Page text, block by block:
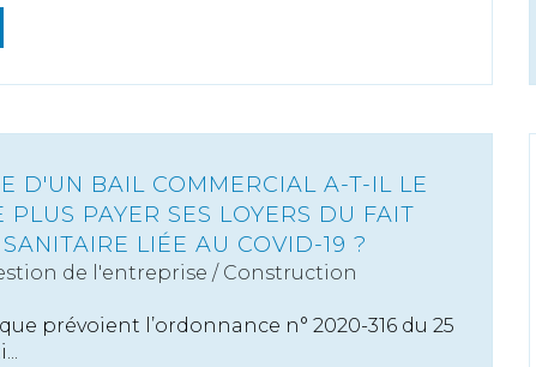
D'UN BAIL COMMERCIAL A-T-IL LE
PLUS PAYER SES LOYERS DU FAIT
LIÉE AU COVID-19 ?
de l'entreprise / Construction
prévoient l’ordonnance n° 2020-316 du 25